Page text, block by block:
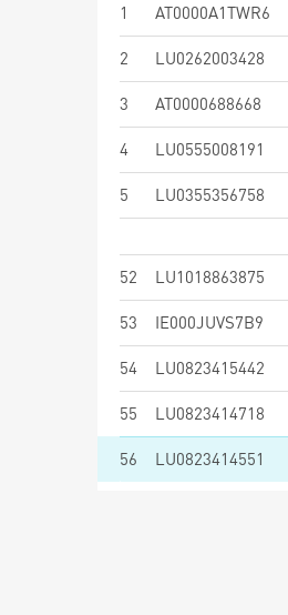
1
AT0000A1TWR6
2 LU0262003428
3 AT0000688668
4 LU0555008191
5 LU0355356758
52 LU1018863875
53 IE000JUVS7B9
54 LU0823415442
55 LU0823414718
56 LU0823414551